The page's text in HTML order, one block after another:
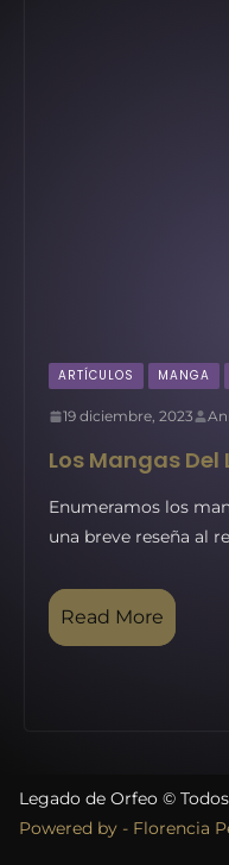
ARTÍCULOS MANGA
19 diciembre, 2023
Los Mangas Del
Enumeramos los
una breve reseña al
Read More
Legado de Orfeo ©
Powered by - Florencia